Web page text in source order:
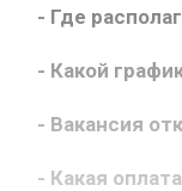
- Где
- Какой
- Вакансия
- Какая